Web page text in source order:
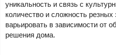
уникальность и связь с
количество и сложность
варьировать в зависимости от
решения дома.